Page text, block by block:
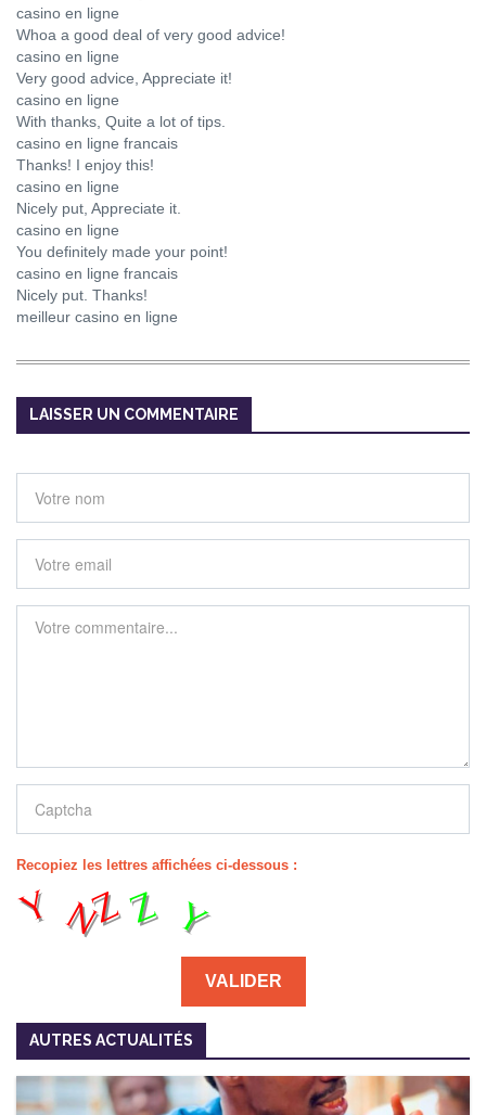
casino en ligne
Whoa a good deal of very good advice!
casino en ligne
Very good advice, Appreciate it!
casino en ligne
With thanks, Quite a lot of tips.
casino en ligne francais
Thanks! I enjoy this!
casino en ligne
Nicely put, Appreciate it.
casino en ligne
You definitely made your point!
casino en ligne francais
Nicely put. Thanks!
meilleur casino en ligne
LAISSER UN COMMENTAIRE
Recopiez les lettres affichées ci-dessous :
AUTRES ACTUALITÉS